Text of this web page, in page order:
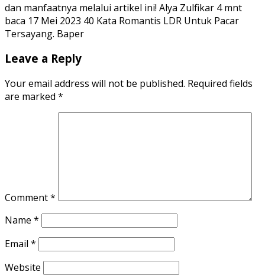
dan manfaatnya melalui artikel ini! Alya Zulfikar 4 mnt
baca 17 Mei 2023 40 Kata Romantis LDR Untuk Pacar
Tersayang. Baper
Leave a Reply
Your email address will not be published. Required fields
are marked *
Comment*
Name *
Email *
Website